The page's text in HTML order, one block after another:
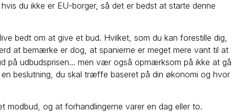
du ikke er EU-borger, så det er bedst at starte denne
bedt om at give et bud. Hvilket, som du kan forestille dig,
at bemærke er dog, at spanierne er meget mere vant til at
på udbudsprisen... men vær også opmærksom på ikke at gå
beslutning, du skal træffe baseret på din økonomi og hvor
modbud, og at forhandlingerne varer en dag eller to.